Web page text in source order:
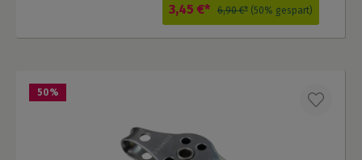
3,45 €* 6,90 €* (50% gespart)
50%